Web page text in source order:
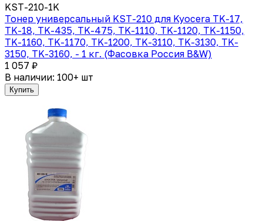
KST-210-1K
Тонер универсальный KST-210 для Kyocera TK-17,
TK-18, TK-435, TK-475, TK-1110, TK-1120, TK-1150,
TK-1160, TK-1170, TK-1200, TK-3110, TK-3130, TK-
3150, TK-3160, - 1 кг. (Фасовка Россия B&W)
1 057 ₽
В наличии: 100+ шт
Купить